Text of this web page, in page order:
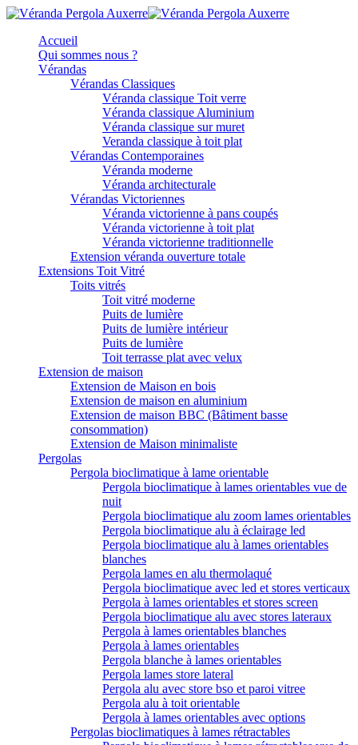
Accueil
Qui sommes nous ?
Vérandas
Vérandas Classiques
Véranda classique Toit verre
Véranda classique Aluminium
Véranda classique sur muret
Veranda classique à toit plat
Vérandas Contemporaines
Véranda moderne
Véranda architecturale
Vérandas Victoriennes
Véranda victorienne à pans coupés
Véranda victorienne à toit plat
Véranda victorienne traditionnelle
Extension véranda ouverture totale
Extensions Toit Vitré
Toits vitrés
Toit vitré moderne
Puits de lumière
Puits de lumière intérieur
Puits de lumière
Toit terrasse plat avec velux
Extension de maison
Extension de Maison en bois
Extension de maison en aluminium
Extension de maison BBC (Bâtiment basse
consommation)
Extension de Maison minimaliste
Pergolas
Pergola bioclimatique à lame orientable
Pergola bioclimatique à lames orientables vue de
nuit
Pergola bioclimatique alu zoom lames orientables
Pergola bioclimatique alu à éclairage led
Pergola bioclimatique alu à lames orientables
blanches
Pergola lames en alu thermolaqué
Pergola bioclimatique avec led et stores verticaux
Pergola à lames orientables et stores screen
Pergola bioclimatique alu avec stores lateraux
Pergola à lames orientables blanches
Pergola à lames orientables
Pergola blanche à lames orientables
Pergola lames store lateral
Pergola alu avec store bso et paroi vitree
Pergola alu à toit orientable
Pergola à lames orientables avec options
Pergolas bioclimatiques à lames rétractables